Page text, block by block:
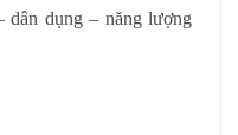
dân dụng – năng lượng